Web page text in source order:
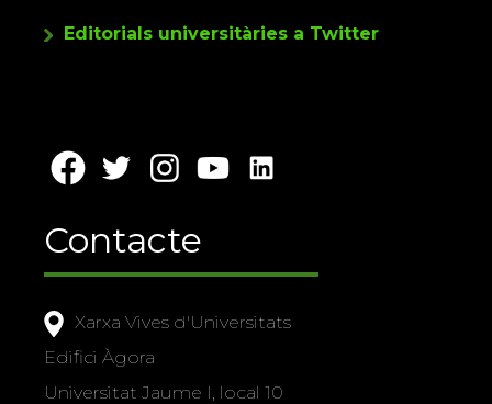
Editorials universitàries a Twitter
Contacte
Xarxa Vives d'Universitats
Edifici Àgora
Universitat Jaume I, local 10